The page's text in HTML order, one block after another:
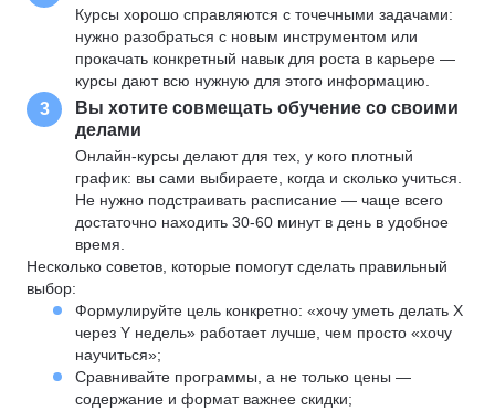
Курсы хорошо справляются с точечными задачами:
нужно разобраться с новым инструментом или
прокачать конкретный навык для роста в карьере —
курсы дают всю нужную для этого информацию.
3
Вы хотите совмещать обучение со своими
делами
Онлайн-курсы делают для тех, у кого плотный
график: вы сами выбираете, когда и сколько учиться.
Не нужно подстраивать расписание — чаще всего
достаточно находить 30-60 минут в день в удобное
время.
Несколько советов, которые помогут сделать правильный
выбор:
Формулируйте цель конкретно: «хочу уметь делать X
через Y недель» работает лучше, чем просто «хочу
научиться»;
Сравнивайте программы, а не только цены —
содержание и формат важнее скидки;